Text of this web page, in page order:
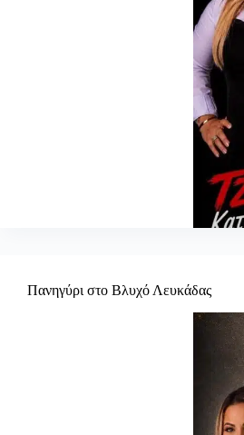
Πανηγύρι στο Βλυχό Λευκάδας